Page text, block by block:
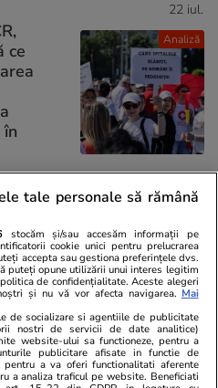
Analiză
22 iul.
ce
tale personale să rămână
stocăm și/sau accesăm informații pe
cookie unici pentru prelucrarea
accepta sau gestiona preferințele dvs.
puteți opune utilizării unui interes legitim
de confidențialitate. Aceste alegeri
și nu vă vor afecta navigarea. Mai
de socializare si agentiile de publicitate
nostri de servicii de date analitice)
website-ului sa functioneze, pentru a
publicitare afisate in functie de
a va oferi functionalitati aferente
a analiza traficul pe website. Beneficiati